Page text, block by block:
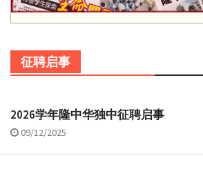
征聘启事
2026学年隆中华独中征聘启事
09/12/2025